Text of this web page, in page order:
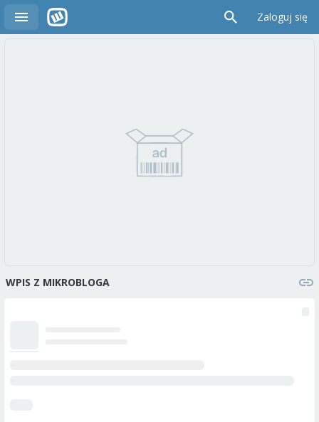
Zaloguj się
WPIS Z MIKROBLOGA